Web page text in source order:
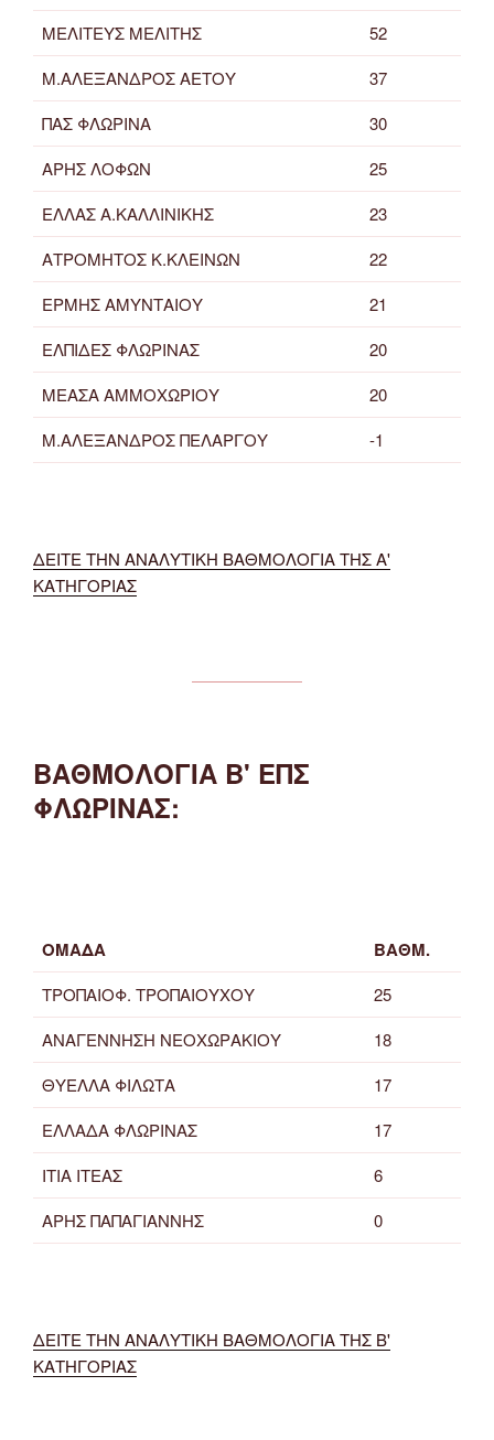
ΜΕΛΙΤΕΥΣ ΜΕΛΙΤΗΣ
52
Μ.ΑΛΕΞΑΝΔΡΟΣ ΑΕΤΟΥ
37
ΠΑΣ ΦΛΩΡΙΝΑ
30
ΑΡΗΣ ΛΟΦΩΝ
25
ΕΛΛΑΣ Α.ΚΑΛΛΙΝΙΚΗΣ
23
ΑΤΡΟΜΗΤΟΣ Κ.ΚΛΕΙΝΩΝ
22
ΕΡΜΗΣ ΑΜΥΝΤΑΙΟΥ
21
ΕΛΠΙΔΕΣ ΦΛΩΡΙΝΑΣ
20
ΜΕΑΣΑ ΑΜΜΟΧΩΡΙΟΥ
20
Μ.ΑΛΕΞΑΝΔΡΟΣ ΠΕΛΑΡΓΟΥ
-1
ΔΕΙΤΕ ΤΗΝ ΑΝΑΛΥΤΙΚΗ ΒΑΘΜΟΛΟΓΙΑ ΤΗΣ Α'
ΚΑΤΗΓΟΡΙΑΣ
ΒΑΘΜΟΛΟΓΙΑ Β' ΕΠΣ
ΦΛΩΡΙΝΑΣ:
ΟΜΑΔΑ ΒΑΘΜ.
ΤΡΟΠΑΙΟΦ. ΤΡΟΠΑΙΟΥΧΟΥ
25
ΑΝΑΓΕΝΝΗΣΗ ΝΕΟΧΩΡΑΚΙΟΥ
18
ΘΥΕΛΛΑ ΦΙΛΩΤΑ
17
ΕΛΛΑΔΑ ΦΛΩΡΙΝΑΣ
17
ΙΤΙΑ ΙΤΕΑΣ
6
ΑΡΗΣ ΠΑΠΑΓΙΑΝΝΗΣ
0
ΔΕΙΤΕ ΤΗΝ ΑΝΑΛΥΤΙΚΗ ΒΑΘΜΟΛΟΓΙΑ ΤΗΣ Β'
ΚΑΤΗΓΟΡΙΑΣ